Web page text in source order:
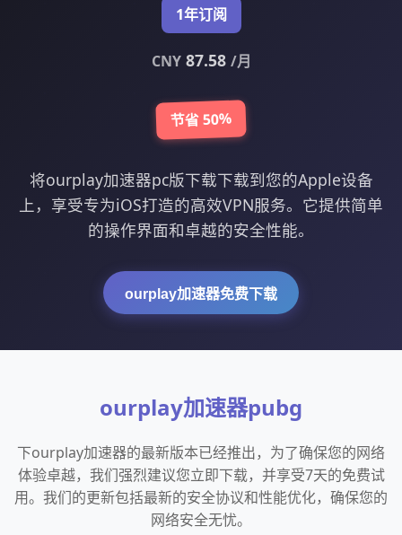
1年订阅
CNY87.58 /月
节省 50%
将ourplay加速器pc版下载下载到您的Apple设备
上，享受专为iOS打造的高效VPN服务。它提供简单
的操作界面和卓越的安全性能。
ourplay加速器免费下载
ourplay加速器pubg
下ourplay加速器的最新版本已经推出，为了确保您的网络
体验卓越，我们强烈建议您立即下载，并享受7天的免费试
用。我们的更新包括最新的安全协议和性能优化，确保您的
网络安全无忧。